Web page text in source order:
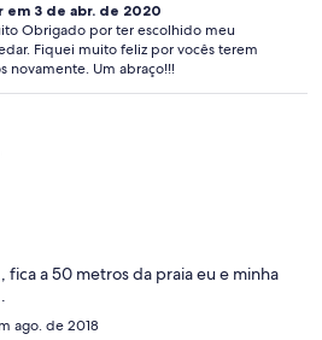
em 3 de abr. de 2020
Obrigado por ter escolhido meu
Fiquei muito feliz por vocês terem
novamente. Um abraço!!!
a 50 metros da praia eu e minha
ago. de 2018